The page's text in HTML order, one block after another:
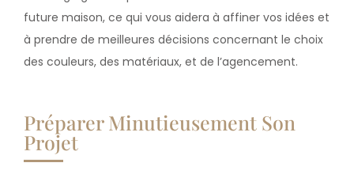
future maison, ce qui vous aidera à affiner vos idées et
à prendre de meilleures décisions concernant le choix
des couleurs, des matériaux, et de l’agencement.
Préparer Minutieusement Son
Projet